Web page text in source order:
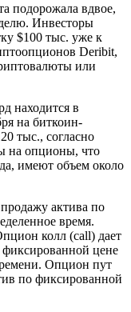
подорожала вдвое,
Инвесторы
$100 тыс. уже к
Deribit,
или
находится в
на биткоин-
тыс., согласно
на опционы, что
имеют объем около
актива по
время.
колл (call) дает
цене
Опцион пут
по фиксированной